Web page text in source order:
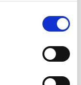
ΕΤΑΙΡΕΙΑ
ΜΕ